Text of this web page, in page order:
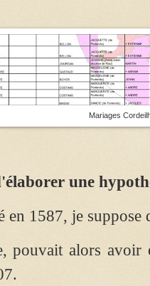
Mariages
une
en 1587, je
pouvait alors